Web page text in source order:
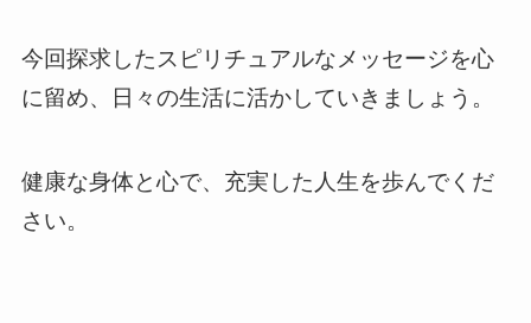
今回探求したスピリチュアルなメッセージを心
に留め、日々の生活に活かしていきましょう。
健康な身体と心で、充実した人生を歩んでくだ
さい。